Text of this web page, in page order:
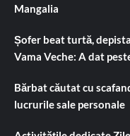
Mangalia
Șofer beat turtă,
Vama Veche: A dat
Bărbat căutat cu
lucrurile sale personale